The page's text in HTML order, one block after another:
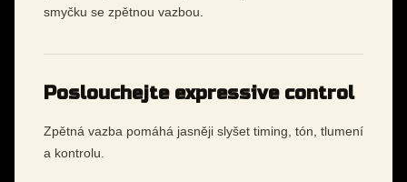
smyčku se zpětnou vazbou.
Poslouchejte expressive control
Zpětná vazba pomáhá jasněji slyšet timing, tón, tlumení
a kontrolu.